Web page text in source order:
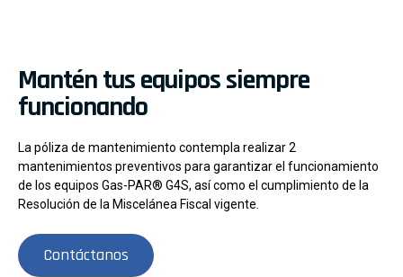
Mantén tus equipos siempre
funcionando
La póliza de mantenimiento contempla realizar 2
mantenimientos preventivos para garantizar el funcionamiento
de los equipos Gas-PAR® G4S, así como el cumplimiento de la
Resolución de la Miscelánea Fiscal vigente.
Contáctanos